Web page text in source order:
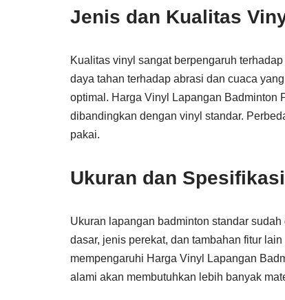
Jenis dan Kualitas
Kualitas vinyl sangat berpengaruh
daya tahan terhadap abrasi dan cuaca
optimal. Harga Vinyl Lapangan Badminton
dibandingkan dengan vinyl standar.
pakai.
Ukuran dan
Ukuran lapangan badminton standar
dasar, jenis perekat, dan tambahan fitur
mempengaruhi Harga Vinyl Lapangan
alami akan membutuhkan lebih banyak